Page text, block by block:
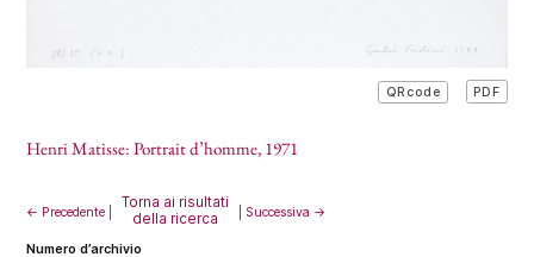
QRcode PDF
Henri Matisse: Portrait d’homme, 1971
← Precedente
Torna ai risultati
della ricerca
Successiva →
numero d’archivio